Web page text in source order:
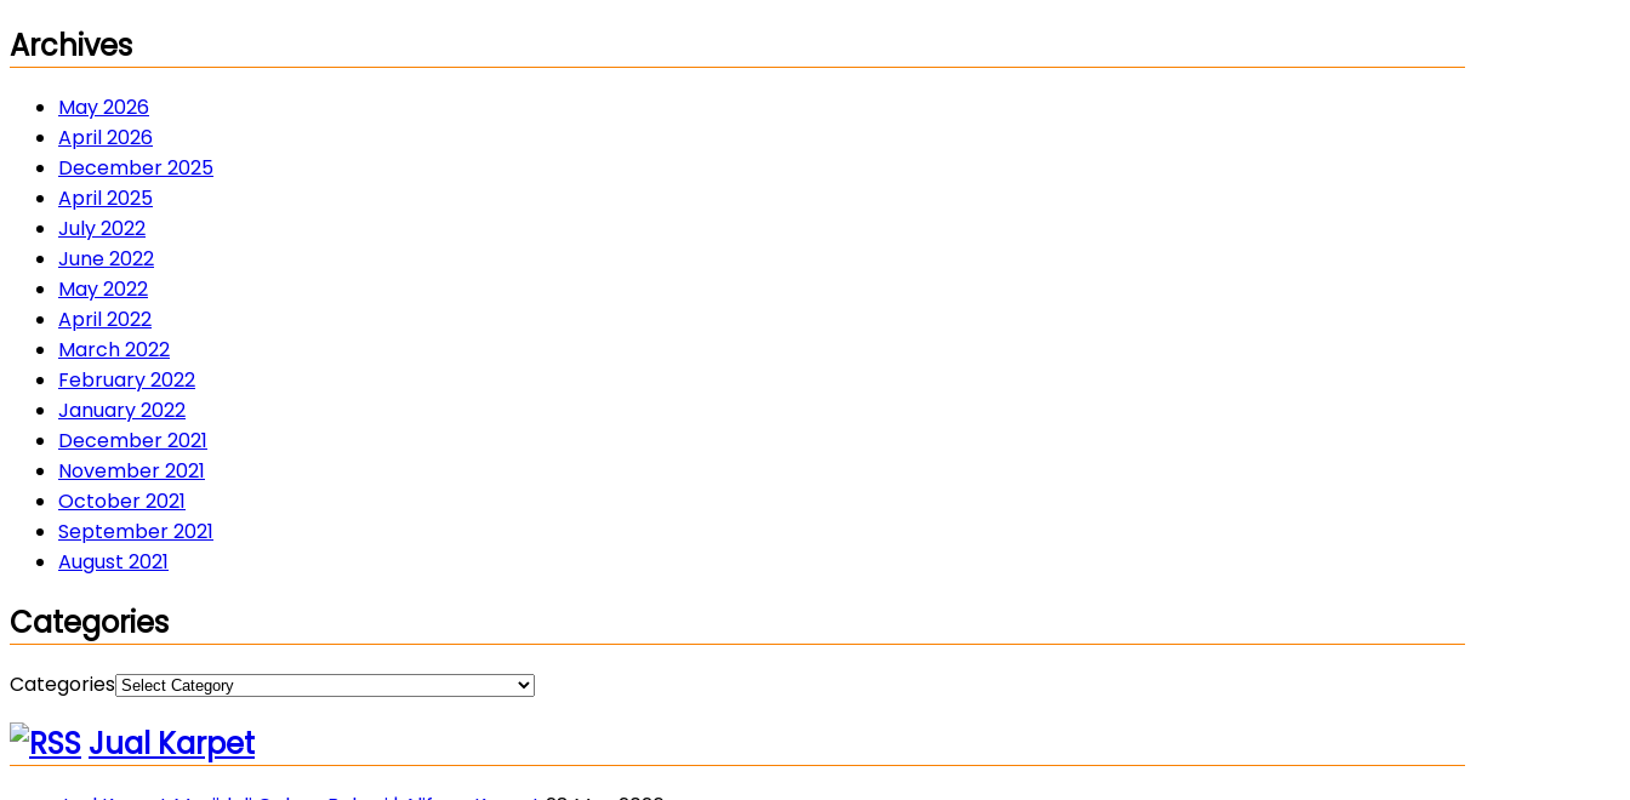
Archives
May 2026
April 2026
December 2025
April 2025
July 2022
June 2022
May 2022
April 2022
March 2022
February 2022
January 2022
December 2021
November 2021
October 2021
September 2021
August 2021
Categories
Categories
Jual Karpet